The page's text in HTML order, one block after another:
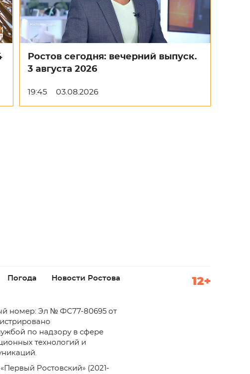
Ростов сегодня: вечерний выпуск.
3 августа 2026
19:45 03.08.2026
Погода Новости Ростова 12+
номер: Эл № ФС77-80695 от
по надзору в сфере
технологий и
Ростовский» (2021-